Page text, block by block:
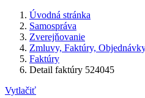
Úvodná stránka
Samospráva
Zverejňovanie
Zmluvy, Faktúry,
Faktúry
Detail faktúry 524045
Vytlačiť